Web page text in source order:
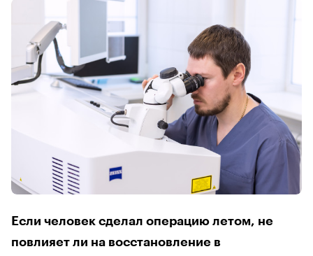
Если человек сделал операцию летом, не
повлияет ли на восстановление в